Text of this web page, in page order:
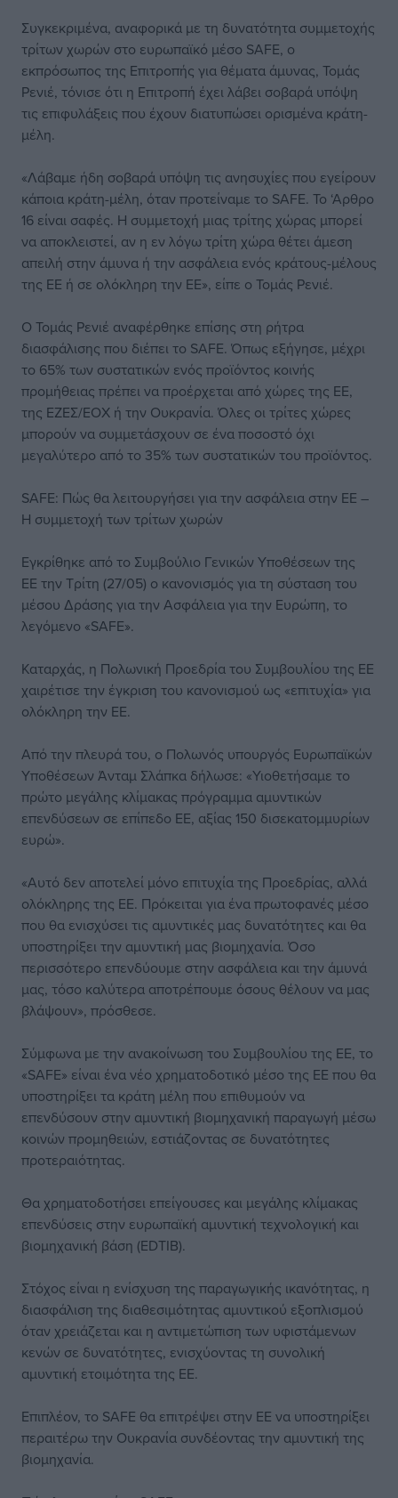
Συγκεκριμένα, αναφορικά με τη δυνατότητα συμμετοχής
τρίτων χωρών στο ευρωπαϊκό μέσο SAFE, ο
εκπρόσωπος της Επιτροπής για θέματα άμυνας, Τομάς
Ρενιέ, τόνισε ότι η Επιτροπή έχει λάβει σοβαρά υπόψη
τις επιφυλάξεις που έχουν διατυπώσει ορισμένα κράτη-
μέλη.
«Λάβαμε ήδη σοβαρά υπόψη τις ανησυχίες που εγείρουν
κάποια κράτη-μέλη, όταν προτείναμε το SAFE. Το ‘Αρθρο
16 είναι σαφές. Η συμμετοχή μιας τρίτης χώρας μπορεί
να αποκλειστεί, αν η εν λόγω τρίτη χώρα θέτει άμεση
απειλή στην άμυνα ή την ασφάλεια ενός κράτους-μέλους
της ΕΕ ή σε ολόκληρη την ΕΕ», είπε ο Τομάς Ρενιέ.
Ο Τομάς Ρενιέ αναφέρθηκε επίσης στη ρήτρα
διασφάλισης που διέπει το SAFE. Όπως εξήγησε, μέχρι
το 65% των συστατικών ενός προϊόντος κοινής
προμήθειας πρέπει να προέρχεται από χώρες της ΕΕ,
της ΕΖΕΣ/ΕΟΧ ή την Ουκρανία. Όλες οι τρίτες χώρες
μπορούν να συμμετάσχουν σε ένα ποσοστό όχι
μεγαλύτερο από το 35% των συστατικών του προϊόντος.
SAFE: Πώς θα λειτουργήσει για την ασφάλεια στην ΕΕ –
Η συμμετοχή των τρίτων χωρών
Εγκρίθηκε από το Συμβούλιο Γενικών Υποθέσεων της
ΕΕ την Τρίτη (27/05) ο κανονισμός για τη σύσταση του
μέσου Δράσης για την Ασφάλεια για την Ευρώπη, το
λεγόμενο «SAFE».
Καταρχάς, η Πολωνική Προεδρία του Συμβουλίου της ΕΕ
χαιρέτισε την έγκριση του κανονισμού ως «επιτυχία» για
ολόκληρη την ΕΕ.
Από την πλευρά του, ο Πολωνός υπουργός Ευρωπαϊκών
Υποθέσεων Άνταμ Σλάπκα δήλωσε: «Υιοθετήσαμε το
πρώτο μεγάλης κλίμακας πρόγραμμα αμυντικών
επενδύσεων σε επίπεδο ΕΕ, αξίας 150 δισεκατομμυρίων
ευρώ».
«Αυτό δεν αποτελεί μόνο επιτυχία της Προεδρίας, αλλά
ολόκληρης της ΕΕ. Πρόκειται για ένα πρωτοφανές μέσο
που θα ενισχύσει τις αμυντικές μας δυνατότητες και θα
υποστηρίξει την αμυντική μας βιομηχανία. Όσο
περισσότερο επενδύουμε στην ασφάλεια και την άμυνά
μας, τόσο καλύτερα αποτρέπουμε όσους θέλουν να μας
βλάψουν», πρόσθεσε.
Σύμφωνα με την ανακοίνωση του Συμβουλίου της ΕΕ, το
«SAFE» είναι ένα νέο χρηματοδοτικό μέσο της ΕΕ που θα
υποστηρίξει τα κράτη μέλη που επιθυμούν να
επενδύσουν στην αμυντική βιομηχανική παραγωγή μέσω
κοινών προμηθειών, εστιάζοντας σε δυνατότητες
προτεραιότητας.
Θα χρηματοδοτήσει επείγουσες και μεγάλης κλίμακας
επενδύσεις στην ευρωπαϊκή αμυντική τεχνολογική και
βιομηχανική βάση (EDTIB).
Στόχος είναι η ενίσχυση της παραγωγικής ικανότητας, η
διασφάλιση της διαθεσιμότητας αμυντικού εξοπλισμού
όταν χρειάζεται και η αντιμετώπιση των υφιστάμενων
κενών σε δυνατότητες, ενισχύοντας τη συνολική
αμυντική ετοιμότητα της ΕΕ.
Επιπλέον, το SAFE θα επιτρέψει στην ΕΕ να υποστηρίξει
περαιτέρω την Ουκρανία συνδέοντας την αμυντική της
βιομηχανία.